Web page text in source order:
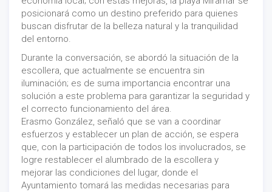
posicionará como un destino preferido para quienes
buscan disfrutar de la belleza natural y la tranquilidad
del entorno.
Durante la conversación, se abordó la situación de la
escollera, que actualmente se encuentra sin
iluminación; es de suma importancia encontrar una
solución a este problema para garantizar la seguridad y
el correcto funcionamiento del área.
Erasmo González, señaló que se van a coordinar
esfuerzos y establecer un plan de acción, se espera
que, con la participación de todos los involucrados, se
logre restablecer el alumbrado de la escollera y
mejorar las condiciones del lugar, donde el
Ayuntamiento tomará las medidas necesarias para